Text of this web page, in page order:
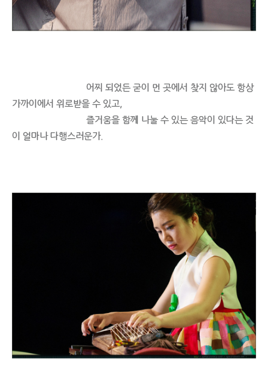
어찌 되었든 굳이 먼 곳에서 찾지 않아도 항상
가까이에서 위로받을 수 있고,
즐거움을 함께 나눌 수 있는 음악이 있다는 것
이 얼마나 다행스러운가.